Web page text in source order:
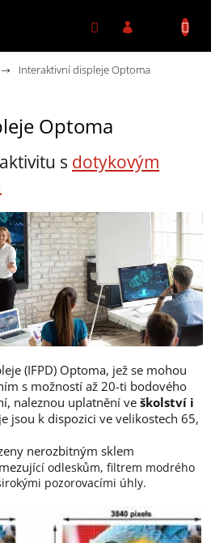
Interaktivní displeje Optoma
Optoma
s dotykovým
(IFPD) Optoma, jež se mohou
s možností až 20-ti bodového
naleznou uplatnění ve školství i
jsou k dispozici ve velikostech 65,
nerozbitným sklem
cí odleskům, filtrem modrého
pozorovacími úhly.